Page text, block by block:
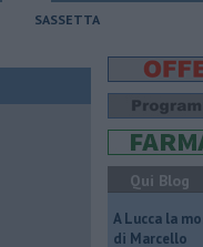
SASSETTA
Qui Blog
A Lucca la
di Marcello